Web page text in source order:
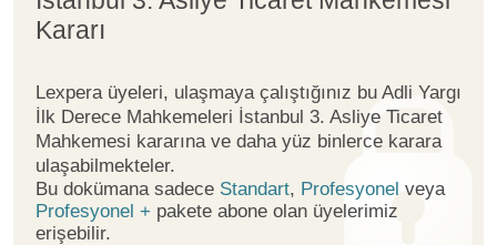
Kararı
Lexpera üyeleri, ulaşmaya çalıştığınız bu Adli Yargı
İlk Derece Mahkemeleri İstanbul 3. Asliye Ticaret
Mahkemesi kararına ve daha yüz binlerce karara
ulaşabilmekteler.
Bu dokümana sadece Standart, Profesyonel veya
Profesyonel + pakete abone olan üyelerimiz
erişebilir.